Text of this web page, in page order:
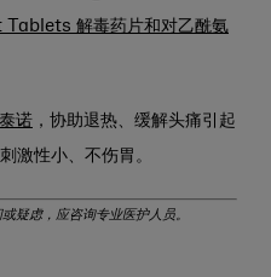
解毒药片和对乙酰氨
诺 ，协助退热、缓解头痛引起
激性小、不伤胃。
疑虑，应咨询专业医护人员。